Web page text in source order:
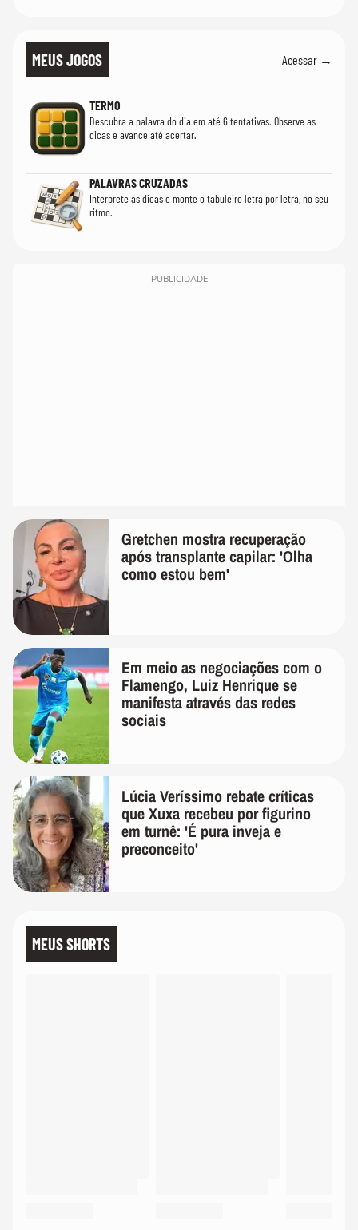
MEUS JOGOS Acessar →
TERMO
Descubra a palavra do dia em até 6 tentativas. Observe as
dicas e avance até acertar.
PALAVRAS CRUZADAS
Interprete as dicas e monte o tabuleiro letra por letra, no seu
ritmo.
PUBLICIDADE
Gretchen mostra recuperação
após transplante capilar: 'Olha
como estou bem'
Em meio as negociações com o
Flamengo, Luiz Henrique se
manifesta através das redes
sociais
Lúcia Veríssimo rebate críticas
que Xuxa recebeu por figurino
em turnê: 'É pura inveja e
preconceito'
MEUS SHORTS